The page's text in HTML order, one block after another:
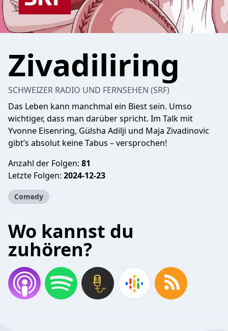
Zivadiliring
SCHWEIZER RADIO UND FERNSEHEN (SRF)
Das Leben kann manchmal ein Biest sein. Umso
wichtiger, dass man darüber spricht. Im Talk mit
Yvonne Eisenring, Gülsha Adilji und Maja Zivadinovic
gibt’s absolut keine Tabus – versprochen!
Anzahl der Folgen: 81
Letzte Folgen: 2024-12-23
Comedy
Wo kannst du
zuhören?